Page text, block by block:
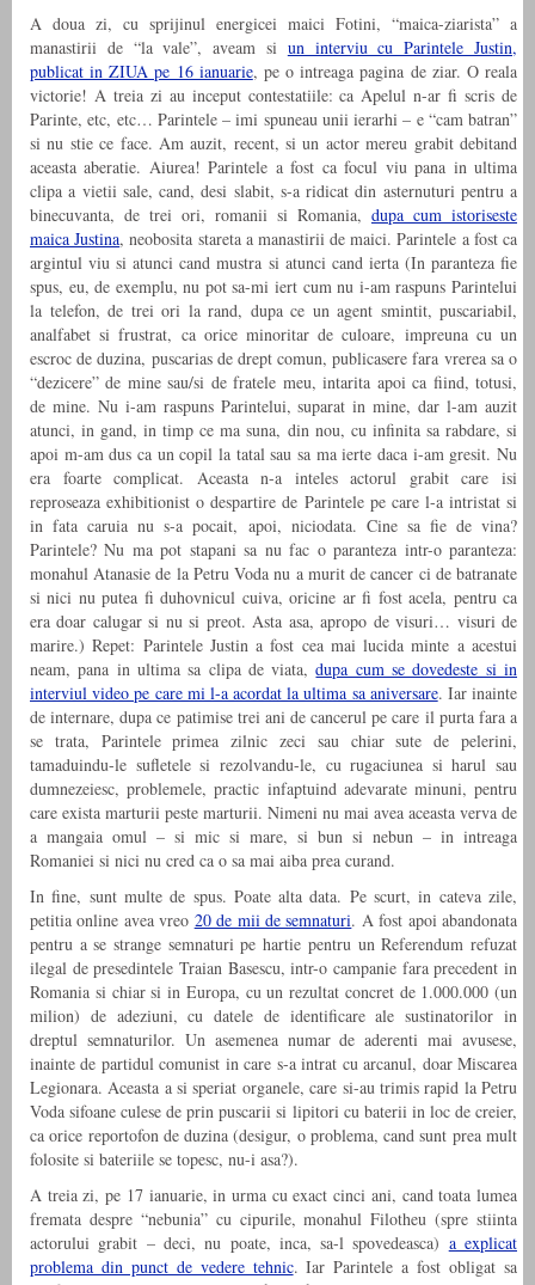
A doua zi, cu sprijinul energicei maici Fotini, “maica-ziarista” a
manastirii de “la vale”, aveam si un interviu cu Parintele Justin,
publicat in ZIUA pe 16 ianuarie, pe o intreaga pagina de ziar. O reala
victorie! A treia zi au inceput contestatiile: ca Apelul n-ar fi scris de
Parinte, etc, etc… Parintele – imi spuneau unii ierarhi – e “cam batran”
si nu stie ce face. Am auzit, recent, si un actor mereu grabit debitand
aceasta aberatie. Aiurea! Parintele a fost ca focul viu pana in ultima
clipa a vietii sale, cand, desi slabit, s-a ridicat din asternuturi pentru a
binecuvanta, de trei ori, romanii si Romania, dupa cum istoriseste
maica Justina, neobosita stareta a manastirii de maici. Parintele a fost ca
argintul viu si atunci cand mustra si atunci cand ierta (In paranteza fie
spus, eu, de exemplu, nu pot sa-mi iert cum nu i-am raspuns Parintelui
la telefon, de trei ori la rand, dupa ce un agent smintit, puscariabil,
analfabet si frustrat, ca orice minoritar de culoare, impreuna cu un
escroc de duzina, puscarias de drept comun, publicasere fara vrerea sa o
“dezicere” de mine sau/si de fratele meu, intarita apoi ca fiind, totusi,
de mine. Nu i-am raspuns Parintelui, suparat in mine, dar l-am auzit
atunci, in gand, in timp ce ma suna, din nou, cu infinita sa rabdare, si
apoi m-am dus ca un copil la tatal sau sa ma ierte daca i-am gresit. Nu
era foarte complicat. Aceasta n-a inteles actorul grabit care isi
reproseaza exhibitionist o despartire de Parintele pe care l-a intristat si
in fata caruia nu s-a pocait, apoi, niciodata. Cine sa fie de vina?
Parintele? Nu ma pot stapani sa nu fac o paranteza intr-o paranteza:
monahul Atanasie de la Petru Voda nu a murit de cancer ci de batranate
si nici nu putea fi duhovnicul cuiva, oricine ar fi fost acela, pentru ca
era doar calugar si nu si preot. Asta asa, apropo de visuri… visuri de
marire.) Repet: Parintele Justin a fost cea mai lucida minte a acestui
neam, pana in ultima sa clipa de viata,dupa cum se dovedeste si in
interviul video pe care mi l-a acordat la ultima sa aniversare. Iar inainte
de internare, dupa ce patimise trei ani de cancerul pe care il purta fara a
se trata, Parintele primea zilnic zeci sau chiar sute de pelerini,
tamaduindu-le sufletele si rezolvandu-le, cu rugaciunea si harul sau
dumnezeiesc, problemele, practic infaptuind adevarate minuni, pentru
care exista marturii peste marturii. Nimeni nu mai avea aceasta verva de
a mangaia omul – si mic si mare, si bun si nebun – in intreaga
Romaniei si nici nu cred ca o sa mai aiba prea curand.
In fine, sunt multe de spus. Poate alta data. Pe scurt, in cateva zile,
petitia online avea vreo 20 de mii de semnaturi. A fost apoi abandonata
pentru a se strange semnaturi pe hartie pentru un Referendum refuzat
ilegal de presedintele Traian Basescu, intr-o campanie fara precedent in
Romania si chiar si in Europa, cu un rezultat concret de 1.000.000 (un
milion) de adeziuni, cu datele de identificare ale sustinatorilor in
dreptul semnaturilor. Un asemenea numar de aderenti mai avusese,
inainte de partidul comunist in care s-a intrat cu arcanul, doar Miscarea
Legionara. Aceasta a si speriat organele, care si-au trimis rapid la Petru
Voda sifoane culese de prin puscarii si lipitori cu baterii in loc de creier,
ca orice reportofon de duzina (desigur, o problema, cand sunt prea mult
folosite si bateriile se topesc, nu-i asa?).
A treia zi, pe 17 ianuarie, in urma cu exact cinci ani, cand toata lumea
fremata despre “nebunia” cu cipurile, monahul Filotheu (spre stiinta
actorului grabit – deci, nu poate, inca, sa-l spovedeasca) a explicat
problema din punct de vedere tehnic. Iar Parintele a fost obligat sa